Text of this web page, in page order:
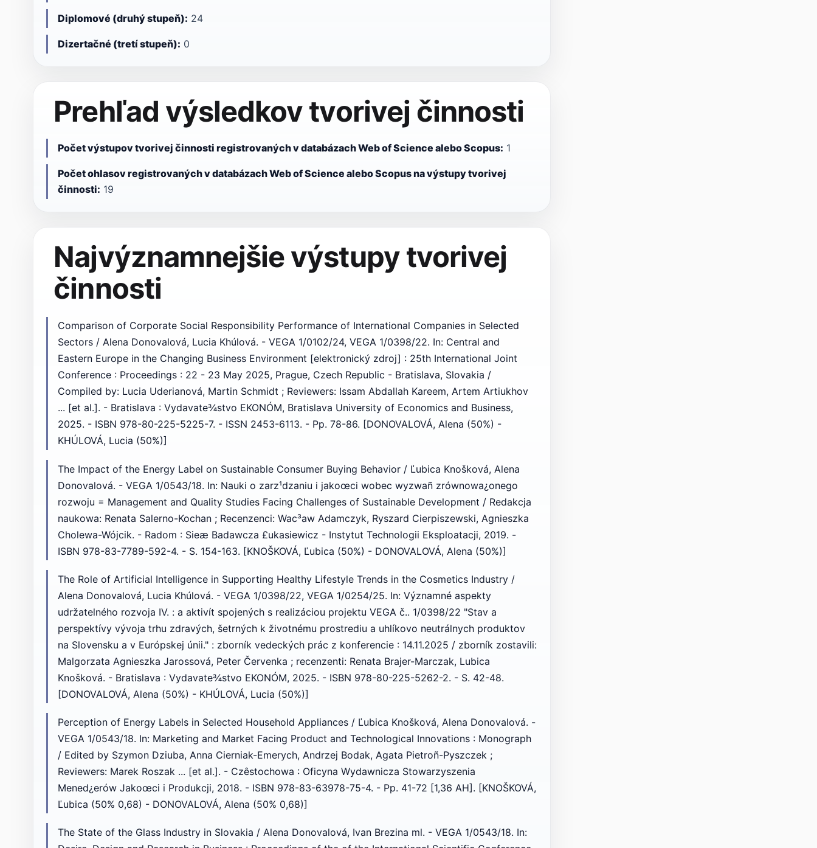
Diplomové (druhý stupeň): 24
Dizertačné (tretí stupeň): 0
Prehľad výsledkov tvorivej činnosti
Počet výstupov tvorivej činnosti registrovaných v databázach Web of Science alebo Scopus: 1
Počet ohlasov registrovaných v databázach Web of Science alebo Scopus na výstupy tvorivej
činnosti: 19
Najvýznamnejšie výstupy tvorivej
činnosti
Comparison of Corporate Social Responsibility Performance of International Companies in Selected
Sectors / Alena Donovalová, Lucia Khúlová. - VEGA 1/0102/24, VEGA 1/0398/22. In: Central and
Eastern Europe in the Changing Business Environment [elektronický zdroj] : 25th International Joint
Conference : Proceedings : 22 - 23 May 2025, Prague, Czech Republic - Bratislava, Slovakia /
Compiled by: Lucia Uderianová, Martin Schmidt ; Reviewers: Issam Abdallah Kareem, Artem Artiukhov
... [et al.]. - Bratislava : Vydavate¾stvo EKONÓM, Bratislava University of Economics and Business,
2025. - ISBN 978-80-225-5225-7. - ISSN 2453-6113. - Pp. 78-86. [DONOVALOVÁ, Alena (50%) -
KHÚLOVÁ, Lucia (50%)]
The Impact of the Energy Label on Sustainable Consumer Buying Behavior / Ľubica Knošková, Alena
Donovalová. - VEGA 1/0543/18. In: Nauki o zarz¹dzaniu i jakoœci wobec wyzwañ zrównowa¿onego
rozwoju = Management and Quality Studies Facing Challenges of Sustainable Development / Redakcja
naukowa: Renata Salerno-Kochan ; Recenzenci: Wac³aw Adamczyk, Ryszard Cierpiszewski, Agnieszka
Cholewa-Wójcik. - Radom : Sieæ Badawcza £ukasiewicz - Instytut Technologii Eksploatacji, 2019. -
ISBN 978-83-7789-592-4. - S. 154-163. [KNOŠKOVÁ, Ľubica (50%) - DONOVALOVÁ, Alena (50%)]
The Role of Artificial Intelligence in Supporting Healthy Lifestyle Trends in the Cosmetics Industry /
Alena Donovalová, Lucia Khúlová. - VEGA 1/0398/22, VEGA 1/0254/25. In: Významné aspekty
udržatelného rozvoja IV. : a aktivít spojených s realizáciou projektu VEGA č.. 1/0398/22 "Stav a
perspektívy vývoja trhu zdravých, šetrných k životnému prostrediu a uhlíkovo neutrálnych produktov
na Slovensku a v Európskej únii." : zborník vedeckých prác z konferencie : 14.11.2025 / zborník zostavili:
Malgorzata Agnieszka Jarossová, Peter Červenka ; recenzenti: Renata Brajer-Marczak, Lubica
Knošková. - Bratislava : Vydavate¾stvo EKONÓM, 2025. - ISBN 978-80-225-5262-2. - S. 42-48.
[DONOVALOVÁ, Alena (50%) - KHÚLOVÁ, Lucia (50%)]
Perception of Energy Labels in Selected Household Appliances / Ľubica Knošková, Alena Donovalová. -
VEGA 1/0543/18. In: Marketing and Market Facing Product and Technological Innovations : Monograph
/ Edited by Szymon Dziuba, Anna Cierniak-Emerych, Andrzej Bodak, Agata Pietroñ-Pyszczek ;
Reviewers: Marek Roszak ... [et al.]. - Czêstochowa : Oficyna Wydawnicza Stowarzyszenia
Mened¿erów Jakoœci i Produkcji, 2018. - ISBN 978-83-63978-75-4. - Pp. 41-72 [1,36 AH]. [KNOŠKOVÁ,
Ľubica (50% 0,68) - DONOVALOVÁ, Alena (50% 0,68)]
The State of the Glass Industry in Slovakia / Alena Donovalová, Ivan Brezina ml. - VEGA 1/0543/18. In: